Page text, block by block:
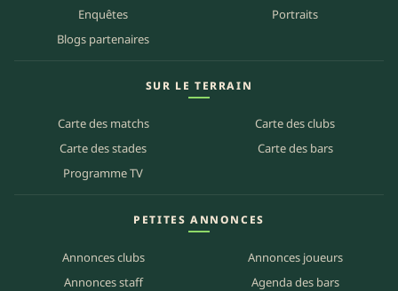
Enquêtes
Portraits
Blogs partenaires
SUR LE TERRAIN
Carte des matchs
Carte des clubs
Carte des stades
Carte des bars
Programme TV
PETITES ANNONCES
Annonces clubs
Annonces joueurs
Annonces staff
Agenda des bars